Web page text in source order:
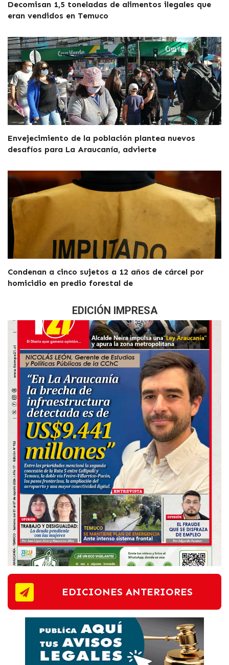
Decomisan 1,5 toneladas de alimentos ilegales que
eran vendidos en Temuco
Envejecimiento de la población plantea nuevos
desafíos para La Araucanía, advierte
Condenan a cinco sujetos a 12 años de cárcel por
homicidio en predio forestal de
EDICIÓN IMPRESA
EDICIONES ANTERIORES